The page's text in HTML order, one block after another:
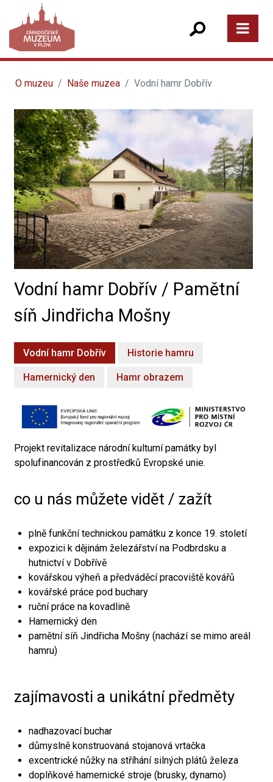
O muzeu Naše muzea Vodní hamr Dobřív
Vodní hamr Dobřív / Pamětní
síň Jindřicha Mošny
Vodní hamr Dobřív Historie hamru
Hamernický den Hamr obrazem
Projekt revitalizace národní kulturní památky byl
spolufinancován z prostředků Evropské unie.
co u nás můžete vidět / zažít
plně funkční technickou památku z konce 19. století
expozici k dějinám železářství na Podbrdsku a
hutnictví v Dobřívě
kovářskou výheň a předváděcí pracoviště kovářů
kovářské práce pod buchary
ruční práce na kovadlině
Hamernický den
pamětní síň Jindřicha Mošny (nachází se mimo areál
hamru)
zajímavosti a unikátní předměty
nadhazovací buchar
důmyslně konstruovaná stojanová vrtačka
excentrické nůžky na stříhání silných plátů železa
doplňkové hamernické stroje (brusky, dynamo)